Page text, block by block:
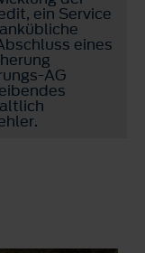
ein Service
eines
AG